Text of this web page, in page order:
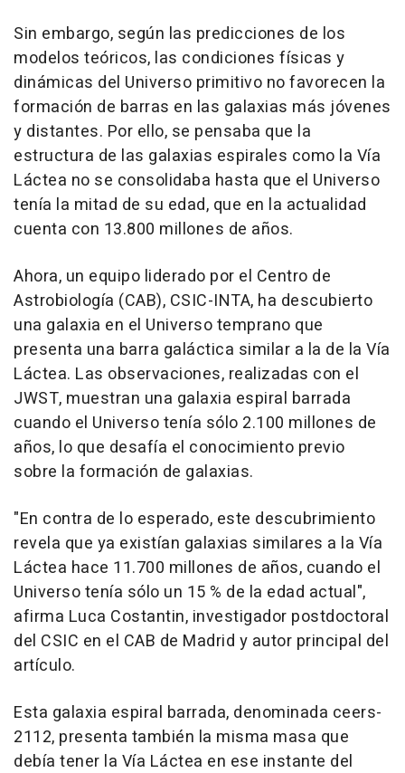
Sin embargo, según las predicciones de los
modelos teóricos, las condiciones físicas y
dinámicas del Universo primitivo no favorecen la
formación de barras en las galaxias más jóvenes
y distantes. Por ello, se pensaba que la
estructura de las galaxias espirales como la Vía
Láctea no se consolidaba hasta que el Universo
tenía la mitad de su edad, que en la actualidad
cuenta con 13.800 millones de años.
Ahora, un equipo liderado por el Centro de
Astrobiología (CAB), CSIC-INTA, ha descubierto
una galaxia en el Universo temprano que
presenta una barra galáctica similar a la de la Vía
Láctea. Las observaciones, realizadas con el
JWST, muestran una galaxia espiral barrada
cuando el Universo tenía sólo 2.100 millones de
años, lo que desafía el conocimiento previo
sobre la formación de galaxias.
"En contra de lo esperado, este descubrimiento
revela que ya existían galaxias similares a la Vía
Láctea hace 11.700 millones de años, cuando el
Universo tenía sólo un 15 % de la edad actual",
afirma Luca Costantin, investigador postdoctoral
del CSIC en el CAB de Madrid y autor principal del
artículo.
Esta galaxia espiral barrada, denominada ceers-
2112, presenta también la misma masa que
debía tener la Vía Láctea en ese instante del